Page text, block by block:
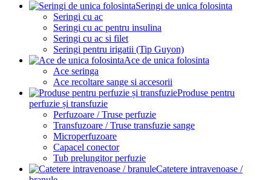
Seringi de unica folosinta
Seringi cu ac
Seringi cu ac pentru insulina
Seringi cu ac si filet
Seringi pentru irigatii (Tip Guyon)
Ace de unica folosinta
Ace seringa
Ace recoltare sange si accesorii
Produse pentru
perfuzie și transfuzie
Perfuzoare / Truse perfuzie
Transfuzoare / Truse transfuzie sange
Microperfuzoare
Capacel conector
Tub prelungitor perfuzie
Catetere intravenoase /